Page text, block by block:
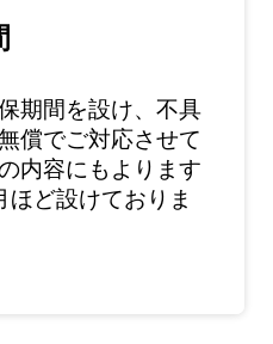
期間を設け、不具
償でご対応させて
内容にもよります
ほど設けておりま